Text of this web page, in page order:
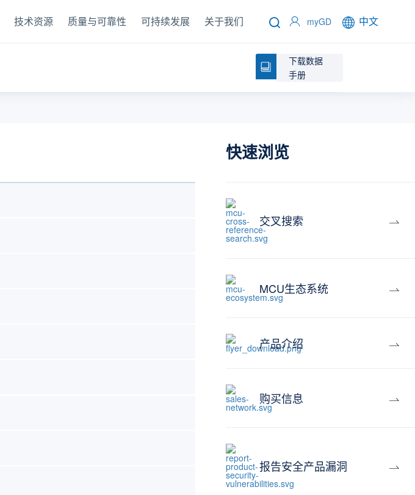
技术资源 质量与可靠性 可持续发展 关于我们 myGD 中文
下载数据
手册
快速浏览
交叉搜索
MCU生态系统
产品介绍
购买信息
报告安全产品漏洞